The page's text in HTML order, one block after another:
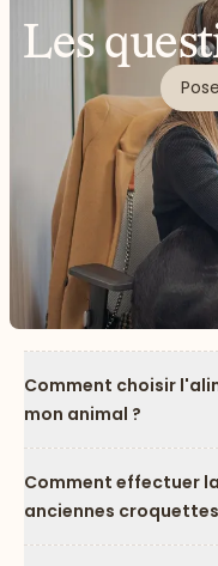
Les
Comment choisir
mon animal ?
Comment effectuer
anciennes